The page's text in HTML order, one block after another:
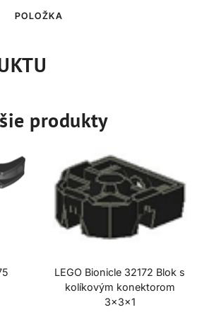
POLOŽKA
produkty
LEGO Bionicle 32172 Blok s
kolíkovým konektorom
3x3x1